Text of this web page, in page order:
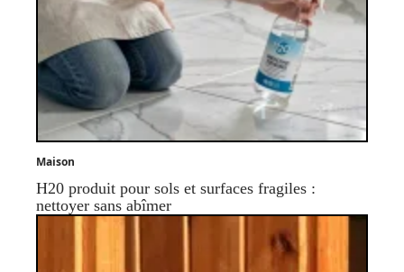
Maison
H20 produit pour sols et surfaces fragiles :
nettoyer sans abîmer